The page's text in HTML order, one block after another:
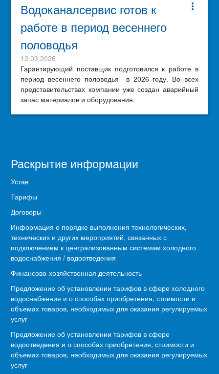
more_vert
Водоканалсервис готов к
работе в период весеннего
половодья
12.03.2026
Гарантирующий поставщик подготовился к работе в
период весеннего половодья в 2026 году. Во всех
представительствах компании уже создан аварийный
запас материалов и оборудования.
Раскрытие информации
Устав
Тарифы
Договоры
Информация о порядке выполнения технологических,
технических и других мероприятий, связанных с
подключением к централизованным системам холодного
водоснабжения / водоотведения
Финансово-хозяйственная деятельность
Предложение об установлении тарифов в сфере холодного
водоснабжения и о способах приобретения, стоимости и
объемах товаров, необходимых для оказания регулируемых
услуг
Предложение об установлении тарифов в сфере
водоотведения и о способах приобретения, стоимости и
объемах товаров, необходимых для оказания регулируемых
услуг